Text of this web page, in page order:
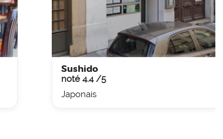
Sushido
noté 4.4 /5
Japonais